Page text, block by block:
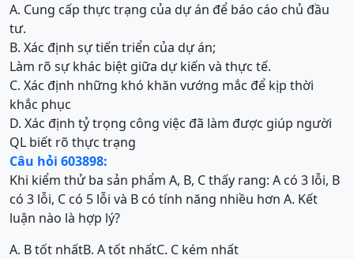
A. Cung cấp thực trạng của dự án để báo cáo chủ đầu
tư.
B. Xác định sự tiến triển của dự án;
Làm rõ sự khác biệt giữa dự kiến và thực tế.
C. Xác định những khó khăn vướng mắc để kịp thời
khắc phục
D. Xác định tỷ trọng công việc đã làm được giúp người
QL biết rõ thực trạng
Câu hỏi 603898:
Khi kiểm thử ba sản phẩm A, B, C thấy rang: A có 3 lỗi, B
có 3 lỗi, C có 5 lỗi và B có tính năng nhiều hơn A. Kết
luận nào là hợp lý?
A. B tốt nhấtB. A tốt nhấtC. C kém nhất